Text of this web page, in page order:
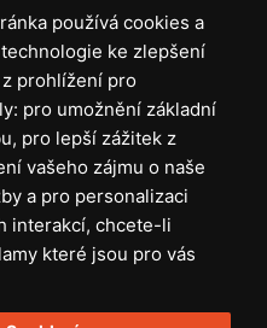
používá cookies a
ke zlepšení
prohlížení pro
pro umožnění základní
, pro lepší zážitek z
vašeho zájmu o naše
a pro personalizaci
interakcí, chcete-li
které jsou pro vás
ke světlům
GRIP